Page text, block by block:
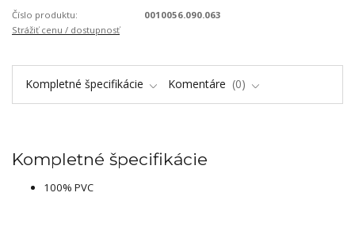
Číslo produktu:
0010056.090.063
Strážiť cenu / dostupnosť
Kompletné špecifikácie Komentáre 0
Kompletné špecifikácie
100% PVC